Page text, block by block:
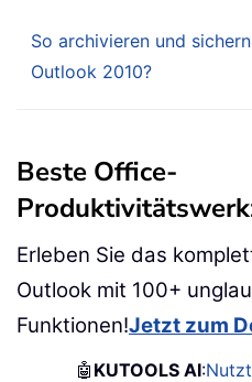
So archivieren und
Outlook 2010?
Beste Office-
Erleben Sie das
Outlook mit 100+
Funktionen!Jetzt zum
🤖 KUTOOLS AI: